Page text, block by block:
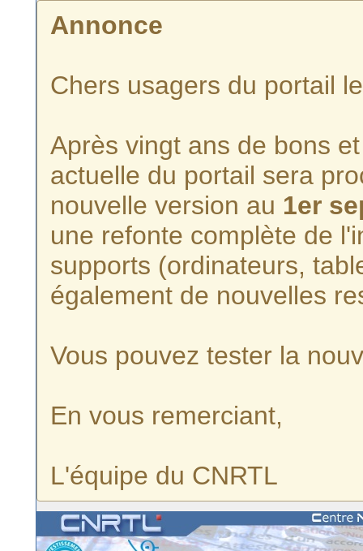
Annonce
Chers usagers du portail
Après vingt ans de bons
actuelle du portail sera
nouvelle version au 1er
une refonte complète de
supports (ordinateurs,
également de nouvelles
Vous pouvez tester la
En vous remerciant,
L'équipe du CNRTL